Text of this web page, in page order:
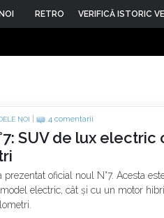
RETRO VERIFICĂ ISTORIC
NOI 4 comentarii
SUV de lux
prezentat oficial noul N°7. Acesta
electric, cât și cu un motor